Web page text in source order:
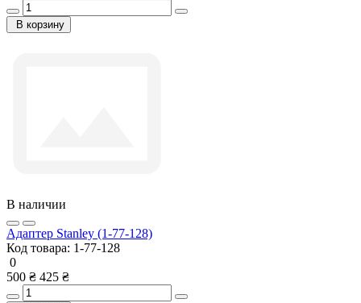
В корзину
В наличии
Адаптер Stanley (1-77-128)
Код товара: 1-77-128
0
500 ₴ 425 ₴